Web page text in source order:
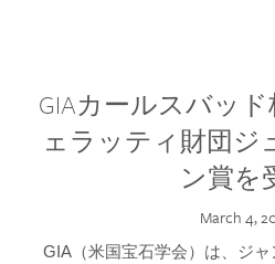
GIAカールスバッ
ェラッティ財団ジ
ン賞を
March 4,
GIA（米国宝石学会）は、ジ